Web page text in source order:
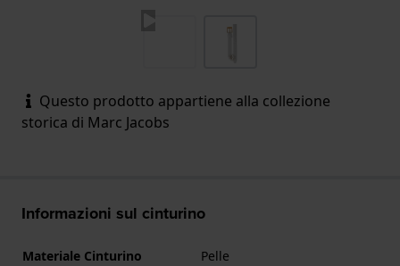
Questo prodotto appartiene alla collezione
storica di Marc Jacobs
Informazioni sul cinturino
Materiale Cinturino
Pelle